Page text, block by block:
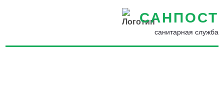
САНПОСТ
санитарная служба